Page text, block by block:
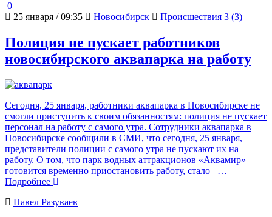
0
25 января / 09:35
Новосибирск Происшествия 3 (3)
Полиция не пускает работников
новосибирского аквапарка на работу
Сегодня, 25 января, работники аквапарка в Новосибирске не
смогли приступить к своим обязанностям: полиция не пускает
персонал на работу с самого утра. Сотрудники аквапарка в
Новосибирске сообщили в СМИ, что сегодня, 25 января,
представители полиции с самого утра не пускают их на
работу. О том, что парк водных аттракционов «Аквамир»
готовится временно приостановить работу, стало
…
Подробнее
Павел Разуваев